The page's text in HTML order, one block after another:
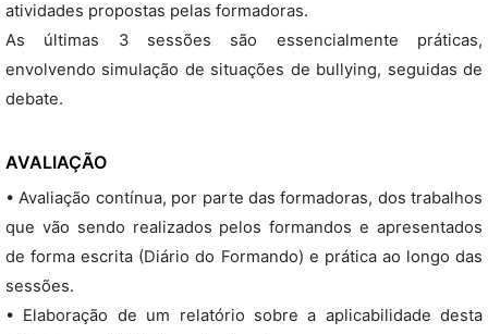
atividades propostas pelas formadoras.
As últimas 3 sessões são essencialmente práticas,
envolvendo simulação de situações de bullying, seguidas de
debate.
AVALIAÇÃO
• Avaliação contínua, por parte das formadoras, dos trabalhos
que vão sendo realizados pelos formandos e apresentados
de forma escrita (Diário do Formando) e prática ao longo das
sessões.
• Elaboração de um relatório sobre a aplicabilidade desta